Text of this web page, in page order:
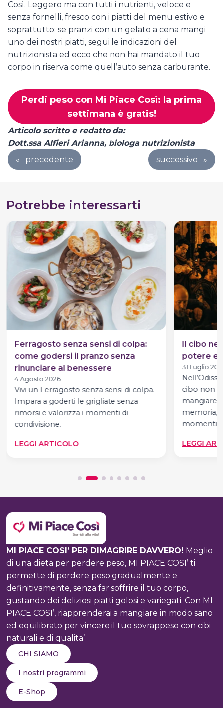
Così. Leggero ma con tutti i nutrienti, veloce e
senza fornelli, fresco con i piatti del menu estivo e
soprattutto: se pranzi con un gelato a cena mangi
uno dei nostri piatti, segui le indicazioni del
nutrizionista ed ecco che non hai mandato il tuo
corpo in riserva come quell’auto senza carburante.
Perdi peso con Mi Piace Così: la prima
settimana è gratis!
Articolo scritto e redatto da:
Dott.ssa Alfieri Arianna, biologa nutrizionista
«
precedente successivo »
Potrebbe interessarti
Ferragosto senza sensi di colpa:
come godersi il pranzo senza
rinunciare al benessere
4 Agosto 2026
Vivi un Ferragosto senza sensi di colpa.
Impara a goderti le grigliate senza
rimorsi e valorizza i momenti di
condivisione.
LEGGI ARTICOLO:
SENSI
COME
GODERSI
IL
PRANZO
SENZA
RINUNCIARE
AL
BENESSERE
Il cibo
potere e
31 Luglio
cibo non è
mangiare.
memoria,
momenti,…
LEGGI
MI PIACE COSI’ PER DIMAGRIRE DAVVERO! Meglio
di una dieta per perdere peso, MI PIACE COSI’ ti
permette di perdere peso gradualmente e
definitivamente, senza far soffrire il tuo corpo,
gustando dei deliziosi piatti golosi e variegati. Con MI
PIACE COSI’, riapprenderai a mangiare in modo sano
ed equilibrato per vincere il tuo sovrappeso con cibi
naturali e di qualita’
CHI SIAMO
I nostri programmi
E-Shop